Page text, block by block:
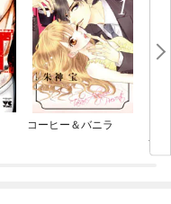
コーヒー＆バニラ
全版